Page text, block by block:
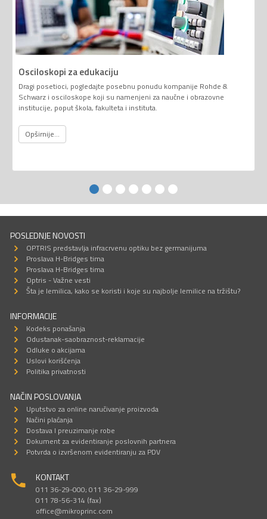
Osciloskopi za edukaciju
Dragi posetioci, pogledajte posebnu ponudu kompanije Rohde &
Schwarz i osciloskope koji su namenjeni za naučne i obrazovne
institucije, poput škola, fakulteta i instituta.
Opširnije...
POSLEDNJE NOVOSTI
OPTRIS predstavlja infracrvenu optiku bez germanijuma
Proslava H-Bridges tima
Proslava H-Bridges tima
Optris - Važne vesti
Šta je lemilica, kako se koristi i koje su najbolje lemilice na tržištu?
INFORMACIJE
Kodeks ponašanja
Odustanak-saobraznost-reklamacije
Odluke o akcijama
Uslovi korišćenja
Politika privatnosti
NAČIN POSLOVANJA
Uputstvo za online naručivanje proizvoda
Načini plaćanja
Dostava I preuzimanje robe
Dokument za evidentiranje poslovnih partnera
Potvrda o izvršenom evidentiranju za PDV
KONTAKT
011 36-29-000; 011 36-29-999
011 78-56-314 (fax)
office@mikroprinc.com